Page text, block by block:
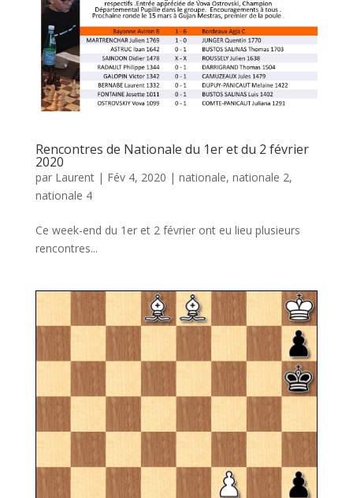
Rencontres de Nationale du 1er et du 2 février
2020
par Laurent| Fév 4, 2020 | nationale, nationale 2,
nationale 4
Ce week-end du 1er et 2 février ont eu lieu plusieurs
rencontres...